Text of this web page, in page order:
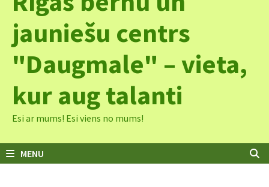
jauniešu centrs
"Daugmale" – vieta,
kur aug talanti
Esi ar mums! Esi viens no mums!
MENU